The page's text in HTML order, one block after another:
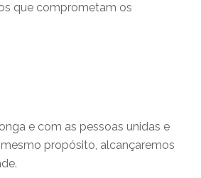
que comprometam os
e com as pessoas unidas e
propósito, alcançaremos